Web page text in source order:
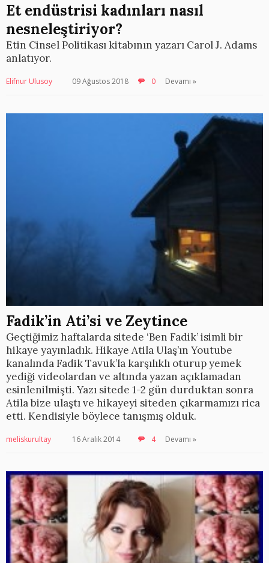
Et endüstrisi kadınları nasıl
nesneleştiriyor?
Etin Cinsel Politikası kitabının yazarı Carol J. Adams
anlatıyor.
Elifnur Ulusoy 09 Ağustos 2018 0 Devamı »
Fadik’in Ati’si ve Zeytince
Geçtiğimiz haftalarda sitede ‘Ben Fadik’ isimli bir
hikaye yayınladık. Hikaye Atila Ulaş’ın Youtube
kanalında Fadik Tavuk’la karşılıklı oturup yemek
yediği videolardan ve altında yazan açıklamadan
esinlenilmişti. Yazı sitede 1-2 gün durduktan sonra
Atila bize ulaştı ve hikayeyi siteden çıkarmamızı rica
etti. Kendisiyle böylece tanışmış olduk.
meliskurultay 16 Aralık 2014 4 Devamı »